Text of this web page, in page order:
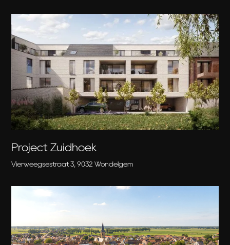
Project Zuidhoek
Vierweegsestraat 3, 9032 Wondelgem